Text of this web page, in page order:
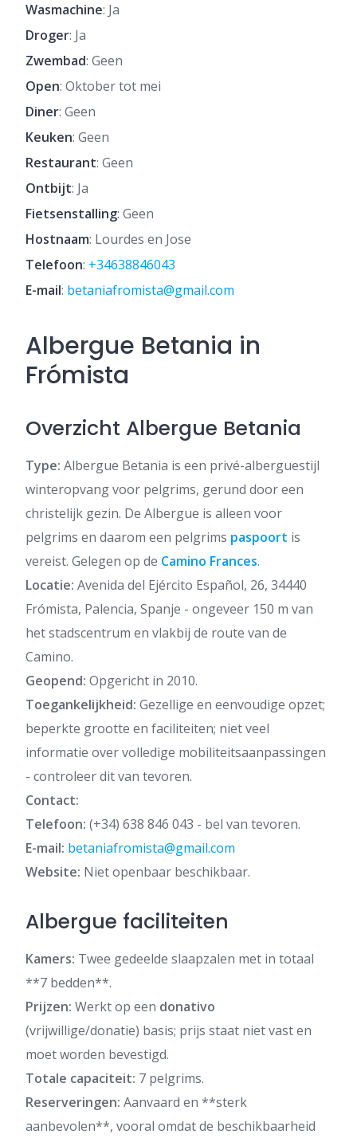
Wasmachine: Ja
Droger: Ja
Zwembad: Geen
Open: Oktober tot mei
Diner: Geen
Keuken: Geen
Restaurant: Geen
Ontbijt: Ja
Fietsenstalling: Geen
Hostnaam: Lourdes en Jose
Telefoon: +34638846043
E-mail: betaniafromista@gmail.com
Albergue Betania in
Frómista
Overzicht Albergue Betania
Type: Albergue Betania is een privé-alberguestijl
winteropvang voor pelgrims, gerund door een
christelijk gezin. De Albergue is alleen voor
pelgrims en daarom een pelgrims paspoort is
vereist. Gelegen op de Camino Frances.
Locatie: Avenida del Ejército Español, 26, 34440
Frómista, Palencia, Spanje - ongeveer 150 m van
het stadscentrum en vlakbij de route van de
Camino.
Geopend: Opgericht in 2010.
Toegankelijkheid: Gezellige en eenvoudige opzet;
beperkte grootte en faciliteiten; niet veel
informatie over volledige mobiliteitsaanpassingen
- controleer dit van tevoren.
Contact:
Telefoon: (+34) 638 846 043 - bel van tevoren.
E-mail: betaniafromista@gmail.com
Website: Niet openbaar beschikbaar.
Albergue faciliteiten
Kamers: Twee gedeelde slaapzalen met in totaal
**7 bedden**.
Prijzen: Werkt op een donativo
(vrijwillige/donatie) basis; prijs staat niet vast en
moet worden bevestigd.
Totale capaciteit: 7 pelgrims.
Reserveringen: Aanvaard en **sterk
aanbevolen**, vooral omdat de beschikbaarheid